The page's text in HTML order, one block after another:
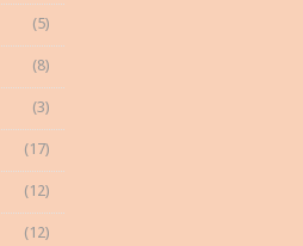
(5)
(8)
(3)
(17)
(12)
(12)